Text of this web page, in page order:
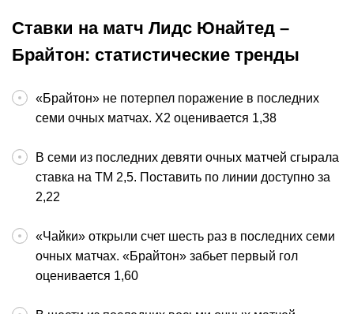
Ставки на матч Лидс Юнайтед –
Брайтон: статистические тренды
«Брайтон» не потерпел поражение в последних
семи очных матчах. Х2 оценивается 1,38
В семи из последних девяти очных матчей сгырала
ставка на ТМ 2,5. Поставить по линии доступно за
2,22
«Чайки» открыли счет шесть раз в последних семи
очных матчах. «Брайтон» забьет первый гол
оценивается 1,60